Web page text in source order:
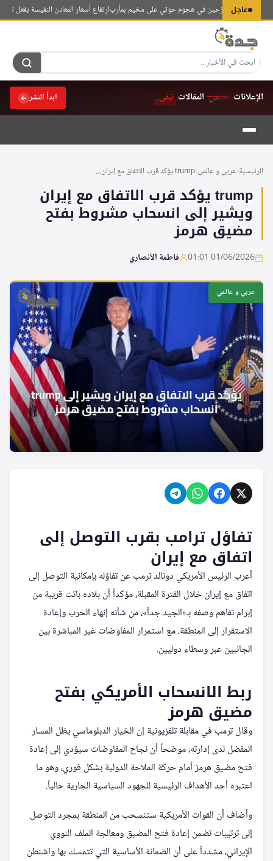
عاجلفي هجوم حوثي على مخيم بمأرب ارتفاع أسعار المعادن النفيسة بفعل
الإعلانات تختفي.المقالات تبقى. ابدأ النشر
التجاوز
المحتوى
الرئيسية›عربي و عالمي›trump يؤكد قرب الاتفاق مع إيران...
trump يؤكد قرب الاتفاق مع إيران
ويشير إلى انسحاب مشروط بفتح
مضيق هرمز
01/06/2026 01:01 فاطمة الأنصاري
عربي و عالمي
تفاؤل ترامب بقرب التوصل إلى
اتفاق مع إيران
أعرب الرئيس الأمريكي دونالد ترمب عن تفاؤله بإمكانية التوصل إلى
اتفاق مع إيران خلال الفترة المقبلة، مؤكداً أن بلاده باتت قريبة من
إبرام تفاهم وصفه بـ«الجيد جداً»، من شأنه إنهاء الحرب وإعادة
الاستقرار إلى المنطقة، مع استمرار المفاوضات غير المباشرة بين
الجانبين عبر وسطاء دوليين.
ربط الانسحاب الأمريكي بفتح
مضيق هرمز
وقال ترمب في مقابلة تلفزيونية إن الخيار الدبلوماسي يظل المسار
المفضل لدى إدارته، موضحاً أن نجاح المفاوضات سيؤدي إلى إعادة
فتح مضيق هرمز أمام حركة الملاحة الدولية بشكل فوري، وهو ما
اعتبره أحد الأهداف الرئيسية للجهود السياسية الجارية حالياً.
وأضاف أن القوات الأمريكية ستنسحب من المنطقة بمجرد التوصل
إلى ترتيبات تضمن إعادة فتح المضيق ومعالجة الملف النووي
الإيراني، مشدداً على أن الضمانة الأساسية التي تتمسك بها واشنطن